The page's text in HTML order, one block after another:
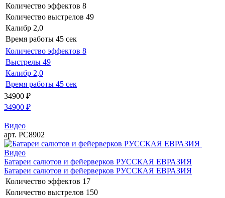
Количество эффектов 8
Количество выстрелов 49
Калибр 2,0
Время работы 45 сек
Количество эффектов 8
Выстрелы 49
Калибр 2,0
Время работы 45 сек
34900 ₽
34900 ₽
Видео
арт. РС8902
Видео
Батареи салютов и фейерверков РУССКАЯ ЕВРАЗИЯ
Батареи салютов и фейерверков РУССКАЯ ЕВРАЗИЯ
Количество эффектов 17
Количество выстрелов 150